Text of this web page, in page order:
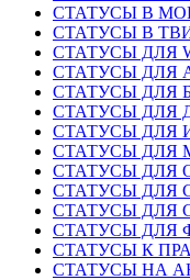
СТАТУСЫ В
СТАТУСЫ В
СТАТУСЫ ДЛЯ
СТАТУСЫ ДЛЯ
СТАТУСЫ ДЛЯ
СТАТУСЫ ДЛЯ
СТАТУСЫ ДЛЯ
СТАТУСЫ ДЛЯ
СТАТУСЫ ДЛЯ
СТАТУСЫ ДЛЯ
СТАТУСЫ ДЛЯ
СТАТУСЫ ДЛЯ
СТАТУСЫ К
СТАТУСЫ НА